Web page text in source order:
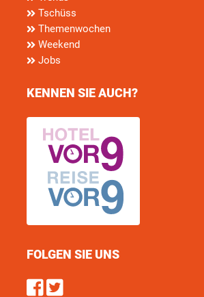
Tschüss
Themenwochen
Weekend
Jobs
KENNEN SIE AUCH?
FOLGEN SIE UNS
Find us on
Follow us on